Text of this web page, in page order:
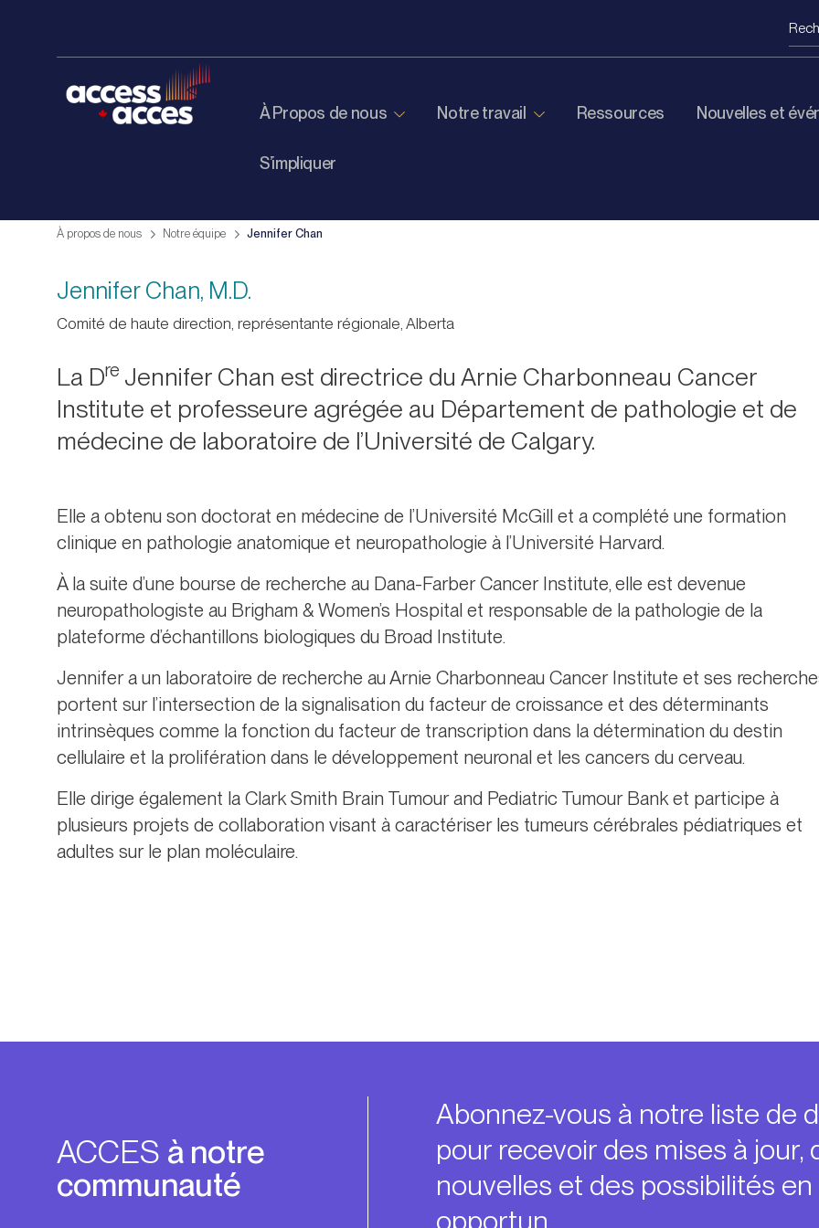
À Propos de nous Notre travail Ressources Nouvelles et
S’impliquer
À propos de nous Notre équipe Jennifer Chan
Jennifer Chan, M.D.
Comité de haute direction, représentante régionale, Alberta
La Dre Jennifer Chan est directrice du Arnie Charbonneau Cancer
Institute et professeure agrégée au Département de pathologie et de
médecine de laboratoire de l’Université de Calgary.
Elle a obtenu son doctorat en médecine de l’Université McGill et a complété une formation
clinique en pathologie anatomique et neuropathologie à l’Université Harvard.
À la suite d’une bourse de recherche au Dana-Farber Cancer Institute, elle est devenue
neuropathologiste au Brigham & Women’s Hospital et responsable de la pathologie de la
plateforme d’échantillons biologiques du Broad Institute.
Jennifer a un laboratoire de recherche au Arnie Charbonneau Cancer Institute et ses
portent sur l’intersection de la signalisation du facteur de croissance et des déterminants
intrinsèques comme la fonction du facteur de transcription dans la détermination du destin
cellulaire et la prolifération dans le développement neuronal et les cancers du cerveau.
Elle dirige également la Clark Smith Brain Tumour and Pediatric Tumour Bank et participe à
plusieurs projets de collaboration visant à caractériser les tumeurs cérébrales pédiatriques et
adultes sur le plan moléculaire.
ACCES à notre
communauté
Abonnez-vous à notre liste de
pour recevoir des mises à jour,
nouvelles et des possibilités
opportun.